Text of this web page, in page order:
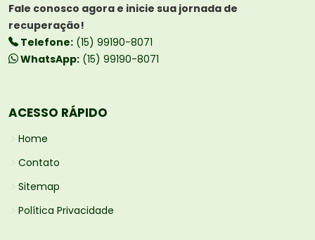
Fale conosco agora e inicie sua jornada de
recuperação!
Telefone: (15) 99190-8071
WhatsApp: (15) 99190-8071
ACESSO RÁPIDO
Home
Contato
Sitemap
Política Privacidade